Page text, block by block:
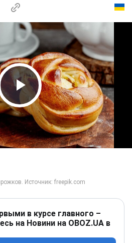
Play Video
в курсе главного –
на Новини на OBOZ.UA в